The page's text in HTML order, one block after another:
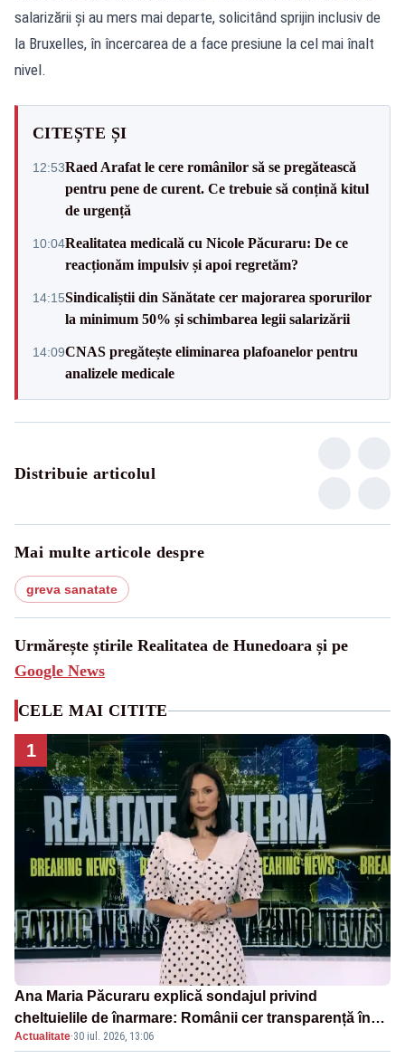
salarizării și au mers mai departe, solicitând sprijin inclusiv de
la Bruxelles, în încercarea de a face presiune la cel mai înalt
nivel.
CITEȘTE ȘI
12:53Raed Arafat le cere românilor să se pregătească
pentru pene de curent. Ce trebuie să conțină kitul
de urgență
10:04Realitatea medicală cu Nicole Păcuraru: De ce
reacționăm impulsiv și apoi regretăm?
14:15Sindicaliștii din Sănătate cer majorarea sporurilor
la minimum 50% și schimbarea legii salarizării
14:09CNAS pregătește eliminarea plafoanelor pentru
analizele medicale
Distribuie articolul
Mai multe articole despre
greva sanatate
Urmărește știrile Realitatea de Hunedoara și pe
Google News
CELE MAI CITITE
1
Ana Maria Păcuraru explică sondajul privind
cheltuielile de înarmare: Românii cer transparență în
achiziții și un echilibru între partenerii externi
Actualitate·30 iul. 2026, 13:06